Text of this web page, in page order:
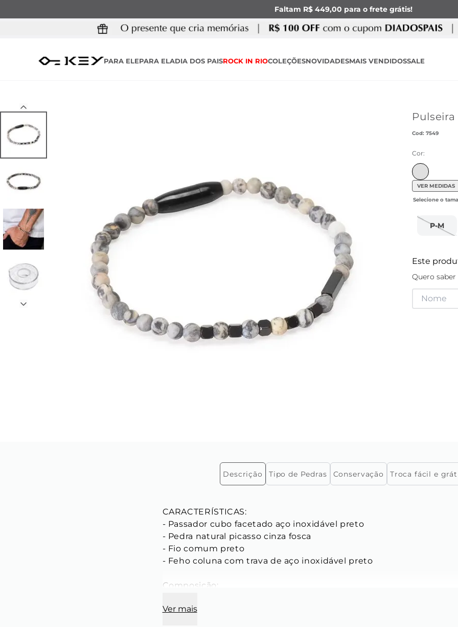
Faltam R$ 449,00 para o frete grátis!
PARA ELEPARA ELADIA DOS PAISROCK IN RIOCOLEÇÕESNOVIDADESMAIS VENDIDOSSALE
:7549
Cor:
VER MEDIDAS
P-M
Este
Quero
Descrição Tipo de Pedras Conservação Troca fácil e
CARACTERÍSTICAS:
- Passador cubo facetado aço inoxidável preto
- Pedra natural picasso cinza fosca
- Fio comum preto
- Feho coluna com trava de aço inoxidável preto
Composição:
- Cor Cinza
Ver mais